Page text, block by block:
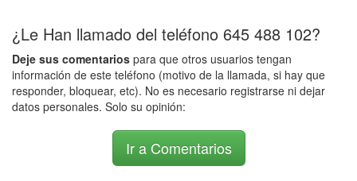
¿Le Han llamado del teléfono 645 488 102?
Deje sus comentarios para que otros usuarios tengan
información de este teléfono (motivo de la llamada, si hay que
responder, bloquear, etc). No es necesario registrarse ni dejar
datos personales. Solo su opinión:
Ir a Comentarios